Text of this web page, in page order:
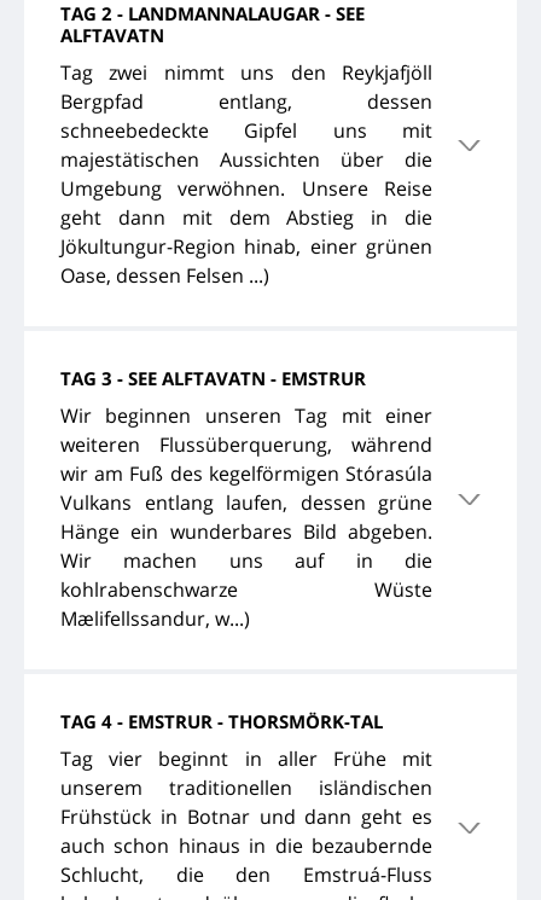
TAG 2 - LANDMANNALAUGAR - SEE
ALFTAVATN
Tag zwei nimmt uns den Reykjafjöll
Bergpfad entlang, dessen
schneebedeckte Gipfel uns mit
majestätischen Aussichten über die
Umgebung verwöhnen. Unsere Reise
geht dann mit dem Abstieg in die
Jökultungur-Region hinab, einer grünen
Oase, dessen Felsen ...)
TAG 3 - SEE ALFTAVATN - EMSTRUR
Wir beginnen unseren Tag mit einer
weiteren Flussüberquerung, während
wir am Fuß des kegelförmigen Stórasúla
Vulkans entlang laufen, dessen grüne
Hänge ein wunderbares Bild abgeben.
Wir machen uns auf in die
kohlrabenschwarze Wüste
Mælifellssandur, w...)
TAG 4 - EMSTRUR - THORSMÖRK-TAL
Tag vier beginnt in aller Frühe mit
unserem traditionellen isländischen
Frühstück in Botnar und dann geht es
auch schon hinaus in die bezaubernde
Schlucht, die den Emstruá-Fluss